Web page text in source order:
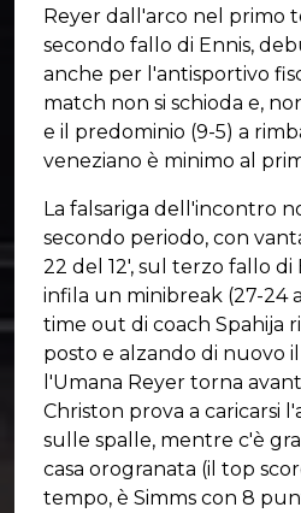
Reyer dall'arco nel primo
secondo fallo di Ennis,
anche per l'antisportivo
match non si schioda e,
e il predominio (9-5) a
veneziano è minimo al
La falsariga dell'incontro
secondo periodo, con
22 del 12', sul terzo fallo di
infila un minibreak (27-24
time out di coach Spahija
posto e alzando di nuovo
l'Umana Reyer torna
Christon prova a caricarsi
sulle spalle, mentre c'è
casa orogranata (il top
tempo, è Simms con 8